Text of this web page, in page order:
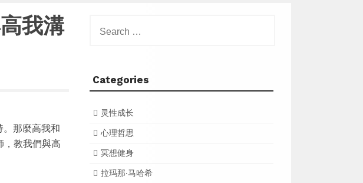
我溝
那麼高我和
教我們與高
for:
Categories
灵性成长
心理哲思
冥想健身
拉玛那·马哈希